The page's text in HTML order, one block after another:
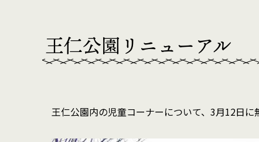
王仁公園リニューアル
王仁公園内の児童コーナーについて、3月12日